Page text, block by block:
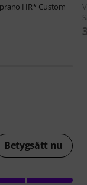
HR* Custom
Betygsätt nu